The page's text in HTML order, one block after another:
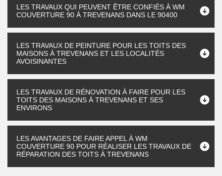
LES TRAVAUX QUI PEUVENT ÊTRE CONFIÉS À WM
COUVERTURE 90 À TREVENANS DANS LE 90400
LES TRAVAUX DE PEINTURE POUR LES TOITS DES
MAISONS À TREVENANS ET LES LOCALITÉS
AVOISINANTES
LES TRAVAUX DE RÉNOVATION À FAIRE POUR LES
TOITS DES MAISONS À TREVENANS ET SES
ENVIRONS
LES AVANTAGES DE FAIRE APPEL À WM
COUVERTURE 90 POUR RÉALISER LES TRAVAUX DE
RÉPARATION DES TOITS À TREVENANS